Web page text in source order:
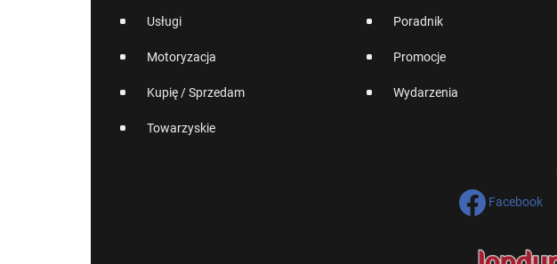
Usługi
Motoryzacja
Kupię / Sprzedam
Towarzyskie
Poradnik
Promocje
Wydarzenia
Facebook